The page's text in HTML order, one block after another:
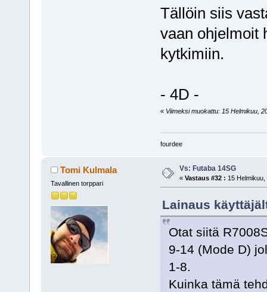
Tällöin siis
vaan ohjelmoit
kytkimiin.
- 4D -
« Viimeksi muokattu: 15 Helmikuu,
fourdee
Tomi Kulmala
Tavallinen torppari
Vs: Futaba 14SG
« Vastaus #32 : 15
Lainaus
Otat siitä
9-14 (Mode D)
1-8.
Kuinka tämä